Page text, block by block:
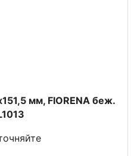
мм, FIORENA беж.